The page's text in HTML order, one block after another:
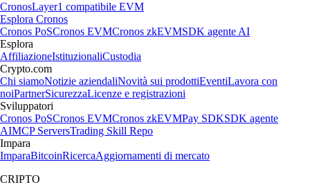
CronosLayer1 compatibile EVM
Esplora Cronos
Cronos PoSCronos EVMCronos zkEVMSDK agente AI
Esplora
AffiliazioneIstituzionaliCustodia
Crypto.com
Chi siamoNotizie aziendaliNovità sui prodottiEventiLavora con
noiPartnerSicurezzaLicenze e registrazioni
Sviluppatori
Cronos PoSCronos EVMCronos zkEVMPay SDKSDK agente
AIMCP ServersTrading Skill Repo
Impara
ImparaBitcoinRicercaAggiornamenti di mercato
CRIPTO